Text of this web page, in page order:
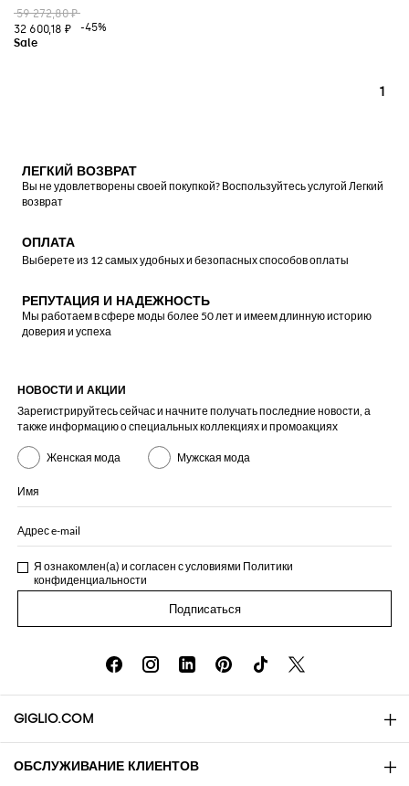
59 272,80 ₽
32 600,18 ₽
-45%
1
ЛЕГКИЙ ВОЗВРАТ
Вы не удовлетворены своей покупкой? Воспользуйтесь услугой Легкий
возврат
ОПЛАТА
Выберете из 12 самых удобных и безопасных способов оплаты
РЕПУТАЦИЯ И НАДЕЖНОСТЬ
Мы работаем в сфере моды более 50 лет и имеем длинную историю
доверия и успеха
НОВОСТИ И АКЦИИ
Зарегистрируйтесь сейчас и начните получать последние новости, а
также информацию о специальных коллекциях и промоакциях
Женская мода Мужская мода
Имя
Адрес e-mail
Я ознакомлен(а) и согласен с условиями Политики
конфиденциальности
Подписаться
GIGLIO.COM
About
ОБСЛУЖИВАНИЕ КЛИЕНТОВ